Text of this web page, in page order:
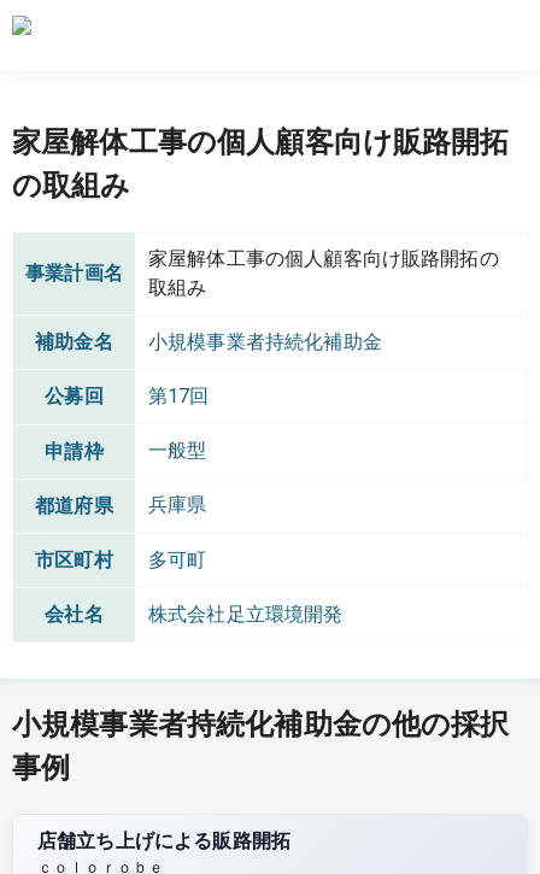
家屋解体工事の個人顧客向け販路開拓
の取組み
事業計画名
家屋解体工事の個人顧客向け販路開拓の
取組み
補助金名 小規模事業者持続化補助金
公募回 第17回
申請枠 一般型
都道府県 兵庫県
市区町村 多可町
会社名 株式会社足立環境開発
小規模事業者持続化補助金の他の採択
事例
店舗立ち上げによる販路開拓
ｃｏｌｏｒｏｂｅ